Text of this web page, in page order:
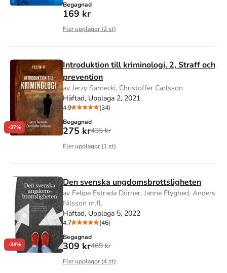
Begagnad
169 kr
Fler upplagor (2st)
-37%
Introduktion till kriminologi. 2, Straff och
prevention
av Jerzy Sarnecki, Christoffer Carlsson
Häftad, Upplaga 2, 2021
4.9
(34)
Begagnad
275 kr435 kr
Fler upplagor (1st)
-34%
Den svenska ungdomsbrottsligheten
av Felipe Estrada Dörner, Janne Flyghed, Anders
Nilsson m.fl.
Häftad, Upplaga 5, 2022
4.7
(46)
Begagnad
309 kr469 kr
Fler upplagor (4st)